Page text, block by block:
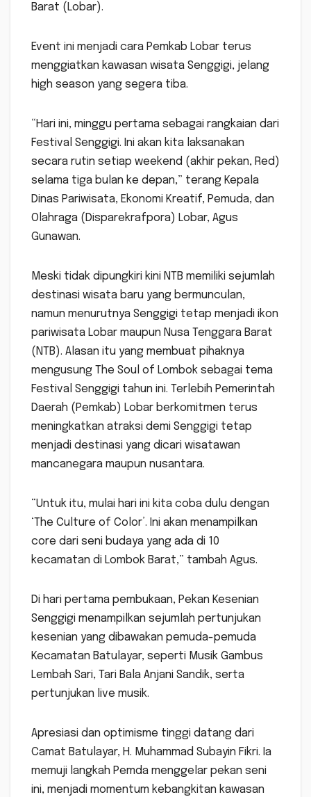
Barat (Lobar).
Event ini menjadi cara Pemkab Lobar terus
menggiatkan kawasan wisata Senggigi, jelang
high season yang segera tiba.
“Hari ini, minggu pertama sebagai rangkaian dari
Festival Senggigi. Ini akan kita laksanakan
secara rutin setiap weekend (akhir pekan, Red)
selama tiga bulan ke depan,” terang Kepala
Dinas Pariwisata, Ekonomi Kreatif, Pemuda, dan
Olahraga (Disparekrafpora) Lobar, Agus
Gunawan.
Meski tidak dipungkiri kini NTB memiliki sejumlah
destinasi wisata baru yang bermunculan,
namun menurutnya Senggigi tetap menjadi ikon
pariwisata Lobar maupun Nusa Tenggara Barat
(NTB). Alasan itu yang membuat pihaknya
mengusung The Soul of Lombok sebagai tema
Festival Senggigi tahun ini. Terlebih Pemerintah
Daerah (Pemkab) Lobar berkomitmen terus
meningkatkan atraksi demi Senggigi tetap
menjadi destinasi yang dicari wisatawan
mancanegara maupun nusantara.
“Untuk itu, mulai hari ini kita coba dulu dengan
‘The Culture of Color’. Ini akan menampilkan
core dari seni budaya yang ada di 10
kecamatan di Lombok Barat,” tambah Agus.
Di hari pertama pembukaan, Pekan Kesenian
Senggigi menampilkan sejumlah pertunjukan
kesenian yang dibawakan pemuda-pemuda
Kecamatan Batulayar, seperti Musik Gambus
Lembah Sari, Tari Bala Anjani Sandik, serta
pertunjukan live musik.
Apresiasi dan optimisme tinggi datang dari
Camat Batulayar, H. Muhammad Subayin Fikri. Ia
memuji langkah Pemda menggelar pekan seni
ini, menjadi momentum kebangkitan kawasan